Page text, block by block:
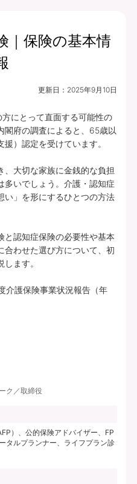
｜保険の基本情
更新日： 2025年9月10日
にとって直面する可能性の
閣府の調査によると、65歳以
援）認定を受けています。
、大切な家族に金銭的な負担
多いでしょう。介護・認知症
い」を形にするひとつの方法
と認知症保険の必要性や基本
合わせた選び方について、初
ます。
介護保険事業状況報告（年
ク／取締役
）、公的保険アドバイザー、FP
タルプランナー、ライフプラン診